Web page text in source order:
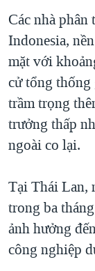
Các nhà
Indonesia,
mặt với
cử tổng thống
trầm trọng
trưởng thấp
ngoài co lại.
Tại Thái Lan,
trong ba
ảnh hưởng
công nghiệp